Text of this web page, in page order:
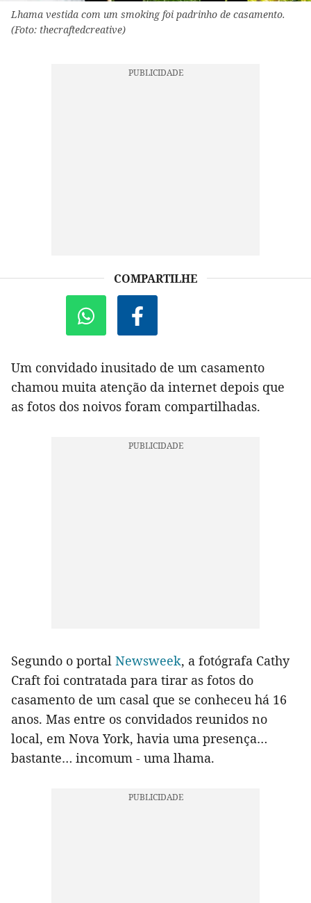
Lhama vestida com um smoking foi padrinho de casamento.
(Foto: thecraftedcreative)
COMPARTILHE
Um convidado inusitado de um casamento
chamou muita atenção da internet depois que
as fotos dos noivos foram compartilhadas.
Segundo o portal Newsweek, a fotógrafa Cathy
Craft foi contratada para tirar as fotos do
casamento de um casal que se conheceu há 16
anos. Mas entre os convidados reunidos no
local, em Nova York, havia uma presença…
bastante… incomum - uma lhama.